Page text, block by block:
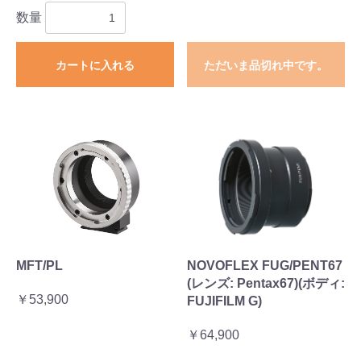
数量
カートに入れる ただいま品切れ中です。
MFT/PL
￥53,900
NOVOFLEX FUG/PENT67
(レンズ: Pentax67)(ボディ:
FUJIFILM G)
￥64,900
お買い物を続ける